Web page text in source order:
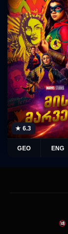
★ 6.3
GEO ENG